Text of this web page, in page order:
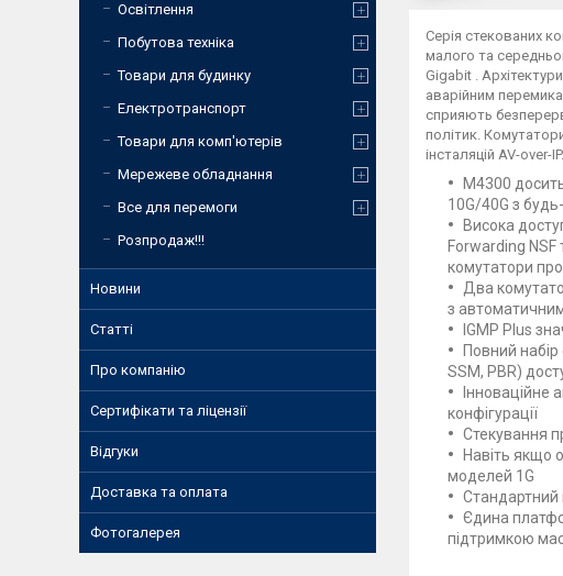
Серія стекованих
малого та
Gigabit .
аварійним
сприяють
політик.
інсталяцій AV-over-IP.
M4300
10G/40G з
Висока
Forwarding
комутатори
Два
з
IGMP Plus
Повний
SSM, PBR)
конфігурації
Стекування
Навіть якщо
моделей 1G
Стандартний
Єдина
підтримкою
Освітлення
Побутова техніка
Товари для будинку
Електротранспорт
Товари для комп'ютерів
Мережеве обладнання
Все для перемоги
Розпродаж!!!
Новини
Статті
Про компанію
Сертифікати та ліцензії
Відгуки
Доставка та оплата
Фотогалерея